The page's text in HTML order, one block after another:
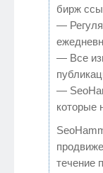
бирж
—
— Все
—
которые
течение